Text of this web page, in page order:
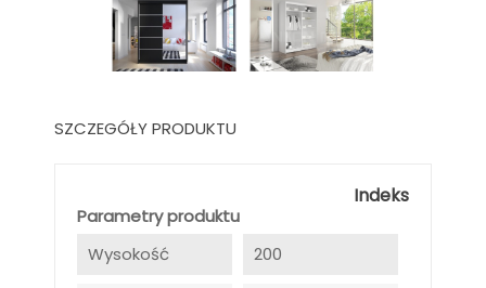
SZCZEGÓŁY PRODUKTU
Indeks
Parametry produktu
Wysokość
200